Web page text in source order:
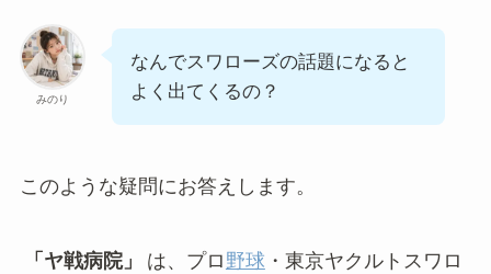
みのり
なんでスワローズの話題になると
よく出てくるの？
このような疑問にお答えします。
「ヤ戦病院」 は、プロ 野球 ・東京ヤクルトスワロ